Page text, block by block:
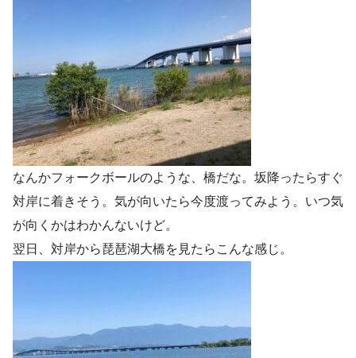
なんかフォークボールのような、橋だな。坂降ったらすぐ
対岸に着きそう。気が向いたら今度渡ってみよう。いつ気
が向くかはわかんないけど。
翌日、対岸から琵琶湖大橋を見たらこんな感じ。